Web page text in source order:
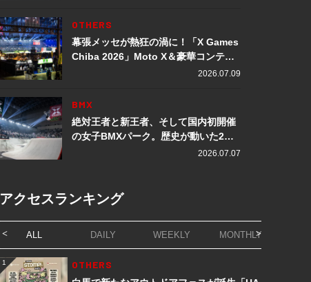
OTHERS
幕張メッセが熱狂の渦に！「X Games
Chiba 2026」Moto X＆豪華コンテン
2026.07.09
BMX
絶対王者と新王者、そして国内初開催
の女子BMXパーク。歴史が動いた2日
2026.07.07
アクセスランキング
ALL DAILY WEEKLY MONTHLY
1 OTHERS